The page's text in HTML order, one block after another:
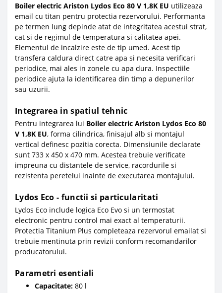
Boiler electric Ariston Lydos Eco 80 V 1,8K EU utilizeaza
email cu titan pentru protectia rezervorului. Performanta
pe termen lung depinde atat de integritatea acestui strat,
cat si de regimul de temperatura si calitatea apei.
Elementul de incalzire este de tip umed. Acest tip
transfera caldura direct catre apa si necesita verificari
periodice, mai ales in zonele cu apa dura. Inspectiile
periodice ajuta la identificarea din timp a depunerilor
sau uzurii.
Integrarea in spatiul tehnic
Pentru integrarea lui Boiler electric Ariston Lydos Eco 80
V 1,8K EU, forma cilindrica, finisajul alb si montajul
vertical definesc pozitia corecta. Dimensiunile declarate
sunt 733 x 450 x 470 mm. Acestea trebuie verificate
impreuna cu distantele de service, racordurile si
rezistenta peretelui inainte de executarea montajului.
Lydos Eco - functii si particularitati
Lydos Eco include logica Eco Evo si un termostat
electronic pentru control mai exact al temperaturii.
Protectia Titanium Plus completeaza rezervorul emailat si
trebuie mentinuta prin revizii conform recomandarilor
producatorului.
Parametri esentiali
Capacitate: 80 l